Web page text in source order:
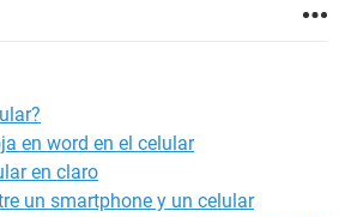
en word en el celular
en claro
un smartphone y un celular